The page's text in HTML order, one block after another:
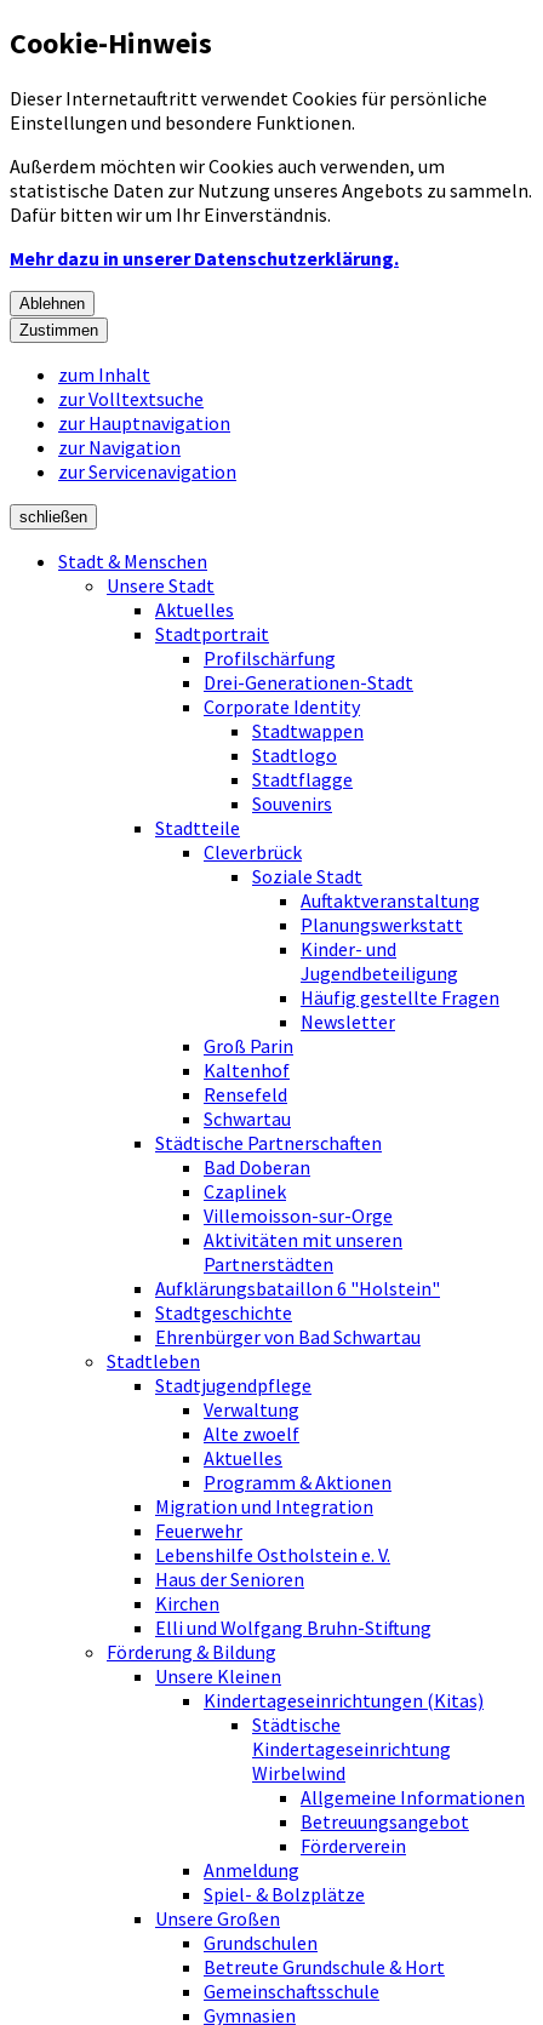
Cookie-Hinweis
Dieser Internetauftritt verwendet Cookies für persönliche
Einstellungen und besondere Funktionen.
Außerdem möchten wir Cookies auch verwenden, um
statistische Daten zur Nutzung unseres Angebots zu sammeln.
Dafür bitten wir um Ihr Einverständnis.
Mehr dazu in unserer Datenschutzerklärung.
Ablehnen
Zustimmen
zum Inhalt
zur Volltextsuche
zur Hauptnavigation
zur Navigation
zur Servicenavigation
schließen
Stadt & Menschen
Unsere Stadt
Aktuelles
Stadtportrait
Profilschärfung
Drei-Generationen-Stadt
Corporate Identity
Stadtwappen
Stadtlogo
Stadtflagge
Souvenirs
Stadtteile
Cleverbrück
Soziale Stadt
Auftaktveranstaltung
Planungswerkstatt
Kinder- und
Jugendbeteiligung
Häufig gestellte Fragen
Newsletter
Groß Parin
Kaltenhof
Rensefeld
Schwartau
Städtische Partnerschaften
Bad Doberan
Czaplinek
Villemoisson-sur-Orge
Aktivitäten mit unseren
Partnerstädten
Aufklärungsbataillon 6 "Holstein"
Stadtgeschichte
Ehrenbürger von Bad Schwartau
Stadtleben
Stadtjugendpflege
Verwaltung
Alte zwoelf
Aktuelles
Programm & Aktionen
Migration und Integration
Feuerwehr
Lebenshilfe Ostholstein e. V.
Haus der Senioren
Kirchen
Elli und Wolfgang Bruhn-Stiftung
Förderung & Bildung
Unsere Kleinen
Kindertageseinrichtungen (Kitas)
Städtische
Kindertageseinrichtung
Wirbelwind
Allgemeine Informationen
Betreuungsangebot
Förderverein
Anmeldung
Spiel- & Bolzplätze
Unsere Großen
Grundschulen
Betreute Grundschule & Hort
Gemeinschaftsschule
Gymnasien